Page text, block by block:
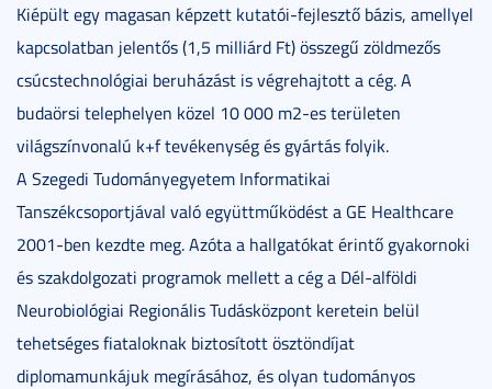
Kiépült egy magasan képzett kutatói-fejlesztő bázis, amellyel
kapcsolatban jelentős (1,5 milliárd Ft) összegű zöldmezős
csúcstechnológiai beruházást is végrehajtott a cég. A
budaörsi telephelyen közel 10 000 m2-es területen
világszínvonalú k+f tevékenység és gyártás folyik.
A Szegedi Tudományegyetem Informatikai
Tanszékcsoportjával való együttműködést a GE Healthcare
2001-ben kezdte meg. Azóta a hallgatókat érintő gyakornoki
és szakdolgozati programok mellett a cég a Dél-alföldi
Neurobiológiai Regionális Tudásközpont keretein belül
tehetséges fiataloknak biztosított ösztöndíjat
diplomamunkájuk megírásához, és olyan tudományos